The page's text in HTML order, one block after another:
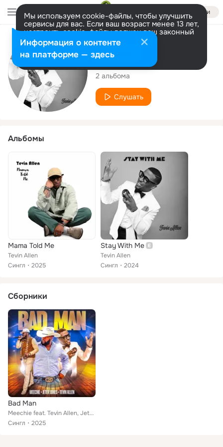
Войти
Мы используем cookie-файлы, чтобы улучшить
сервисы для вас. Если ваш возраст менее 13 лет,
настроить cookie-файлы должен ваш законный
представитель. Больше информации
Разрешить все Настроить
Исполнитель
Tevin Allen
2 альбома
Слушать
Альбомы
Mama Told Me
Tevin Allen
Сингл
2025
Stay With Me
Tevin Allen
Сингл
2024
Сборники
Bad Man
Meechie feat. Tevin Allen, Jeter Jones
Сингл
2025
Информация о контенте
на платформе — здесь